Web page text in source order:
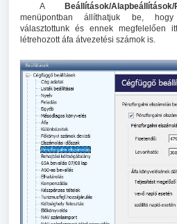
A Beállítások/
menüpontban állíthatjuk be, hogy
választottunk és ennek megfelelően
létrehozott áfa átvezetési számok is.